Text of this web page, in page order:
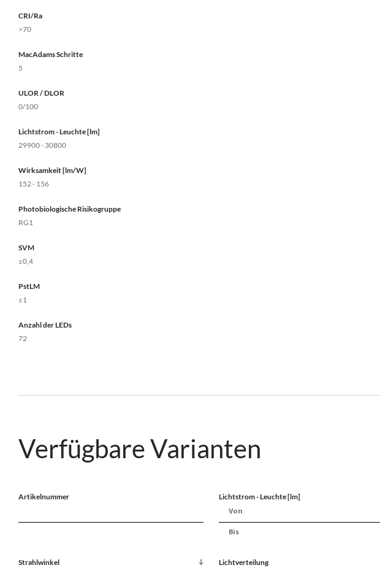
CRI/Ra
>70
MacAdams Schritte
5
ULOR / DLOR
0/100
Lichtstrom - Leuchte [lm]
29900 - 30800
Wirksamkeit [lm/W]
152 - 156
Photobiologische Risikogruppe
RG1
SVM
≤0,4
PstLM
≤1
Anzahl der LEDs
72
Verfügbare Varianten
Artikelnummer Lichtstrom - Leuchte [lm]
Strahlwinkel Lichtverteilung